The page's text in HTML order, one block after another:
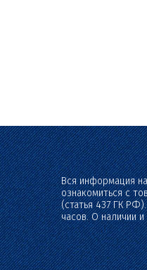
Вся информация
ознакомиться с
(статья 437 ГК
часов. О наличии